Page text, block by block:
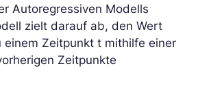
Autoregressiven Modells
zielt darauf ab, den Wert
einem Zeitpunkt t mithilfe einer
Zeitpunkte